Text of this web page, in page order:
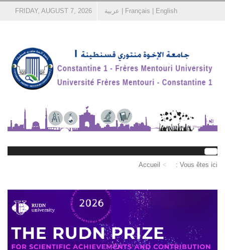
FRIDAY, AUGUST 7, 2026 Français English عربية
Vous êtes ici :
Accueil